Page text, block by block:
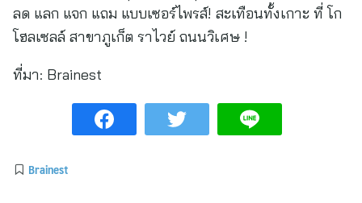
ลด แลก แจก แถม แบบเซอร์ไพรส์! สะเทือนทั้งเกาะ ที่ โก
โฮลเซลล์ สาขาภูเก็ต ราไวย์ ถนนวิเศษ !
ที่มา: Brainest
Brainest